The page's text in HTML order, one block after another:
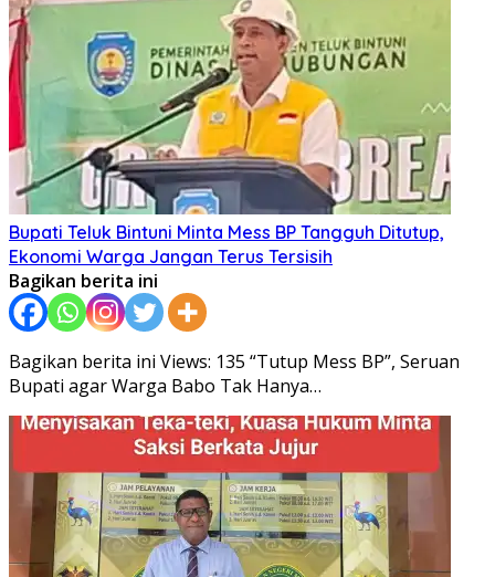
Bupati Teluk Bintuni Minta Mess BP Tangguh Ditutup,
Ekonomi Warga Jangan Terus Tersisih
Bagikan berita ini
Bagikan berita ini Views: 135 “Tutup Mess BP”, Seruan
Bupati agar Warga Babo Tak Hanya…